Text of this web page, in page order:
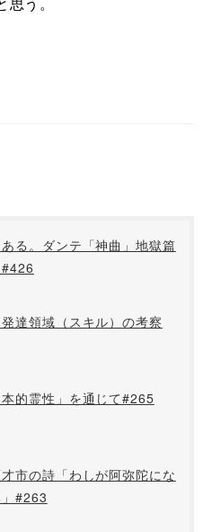
る。ダンテ「神曲」地獄篇
達領域（スキル）の考察
的霊性」を通じて#265
市の詩「わしが阿弥陀にな
#263